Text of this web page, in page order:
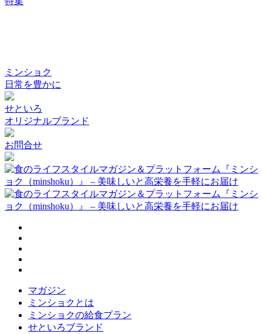
ミンショク
日常を豊かに
せといろ
オリジナルブランド
お問合せ
マガジン
ミンショクとは
ミンショクの給食プラン
せといろブランド